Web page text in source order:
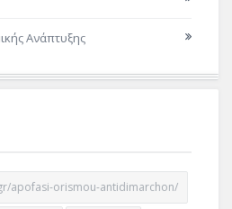
Ανάπτυξης
apofasi-orismou-antidimarchon/